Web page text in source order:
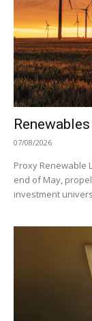
07/08/2026
Proxy Renewable
end of May,
investment